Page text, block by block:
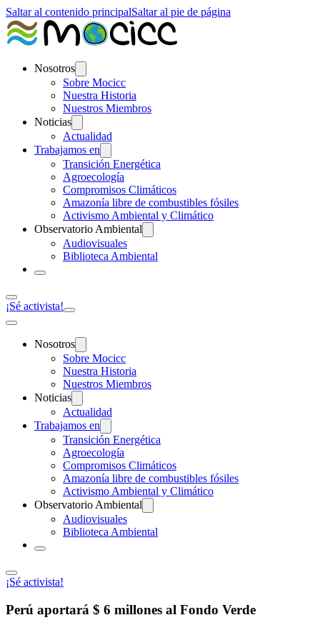
Saltar al contenido principalSaltar al pie de página
Nosotros
Sobre Mocicc
Nuestra Historia
Nuestros Miembros
Noticias
Actualidad
Trabajamos en
Transición Energética
Agroecología
Compromisos Climáticos
Amazonía libre de combustibles fósiles
Activismo Ambiental y Climático
Observatorio Ambiental
Audiovisuales
Biblioteca Ambiental
¡Sé activista!
Nosotros
Sobre Mocicc
Nuestra Historia
Nuestros Miembros
Noticias
Actualidad
Trabajamos en
Transición Energética
Agroecología
Compromisos Climáticos
Amazonía libre de combustibles fósiles
Activismo Ambiental y Climático
Observatorio Ambiental
Audiovisuales
Biblioteca Ambiental
¡Sé activista!
Perú aportará $ 6 millones al Fondo Verde